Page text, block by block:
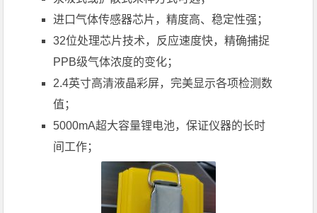
进口气体传感器芯片，精度高、稳定性强；
32位处理芯片技术，反应速度快，精确捕捉
PPB级气体浓度的变化；
2.4英寸高清液晶彩屏，完美显示各项检测数
值；
5000mA超大容量锂电池，保证仪器的长时
间工作；